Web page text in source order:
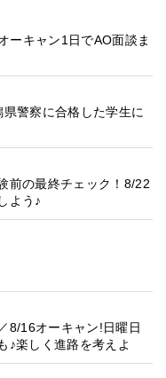
ーキャン1日でAO面談ま
警察に合格した学生に
前の最終チェック！8/22
よう♪
8/16オーキャン!日曜日
♪楽しく進路を考えよ